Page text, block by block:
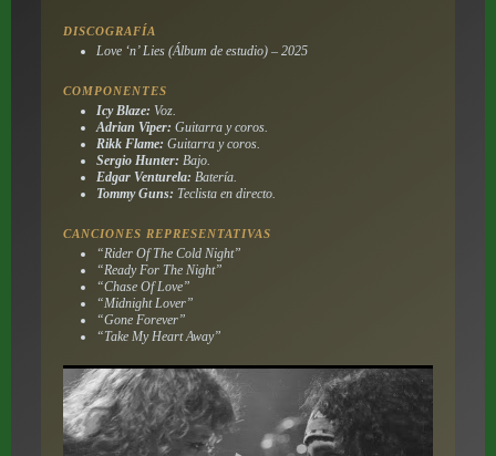
DISCOGRAFÍA
Love ‘n’ Lies (Álbum de estudio) – 2025
COMPONENTES
Icy Blaze: Voz.
Adrian Viper: Guitarra y coros.
Rikk Flame: Guitarra y coros.
Sergio Hunter: Bajo.
Edgar Venturela: Batería.
Tommy Guns: Teclista en directo.
CANCIONES REPRESENTATIVAS
“Rider Of The Cold Night”
“Ready For The Night”
“Chase Of Love”
“Midnight Lover”
“Gone Forever”
“Take My Heart Away”